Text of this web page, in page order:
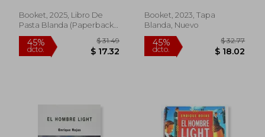
Booket, 2025, Libro De
Pasta Blanda (paperback),
Nuevo
Booket, 2023, Tapa
Blanda, Nuevo